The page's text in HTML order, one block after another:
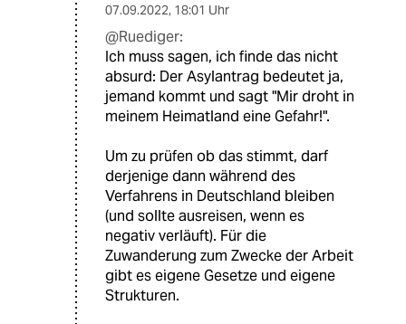
07.09.2022, 18:01 Uhr
@Ruediger:
Ich muss sagen, ich finde das nicht
absurd: Der Asylantrag bedeutet ja,
jemand kommt und sagt "Mir droht in
meinem Heimatland eine Gefahr!".
Um zu prüfen ob das stimmt, darf
derjenige dann während des
Verfahrens in Deutschland bleiben
(und sollte ausreisen, wenn es
negativ verläuft). Für die
Zuwanderung zum Zwecke der Arbeit
gibt es eigene Gesetze und eigene
Strukturen.